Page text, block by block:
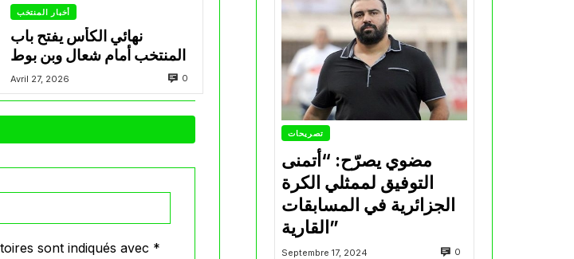
أخبار المنتخب
نهائي الكأس يفتح باب
المنتخب أمام شعال وبن بوط
Avril 27, 2026 0
sont indiqués avec *
تصريحات
مضوي يصرّح: “أتمنى
التوفيق لممثلي الكرة
الجزائرية في المسابقات
القارية”
Septembre 17, 2024 0